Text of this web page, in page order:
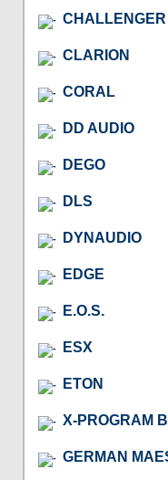
CHALLENGER
CLARION
CORAL
DD AUDIO
DEGO
DLS
DYNAUDIO
EDGE
E.O.S.
ESX
ETON
X-PROGRAM
GERMAN